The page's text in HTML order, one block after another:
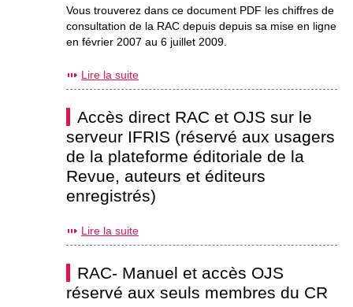
Vous trouverez dans ce document PDF les chiffres de
consultation de la RAC depuis depuis sa mise en ligne
en février 2007 au 6 juillet 2009.
Lire la suite
Accès direct RAC et OJS sur le
serveur IFRIS (réservé aux usagers
de la plateforme éditoriale de la
Revue, auteurs et éditeurs
enregistrés)
Lire la suite
RAC- Manuel et accès OJS
réservé aux seuls membres du CR